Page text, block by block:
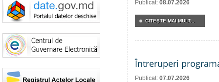
Publicat: 08.07.2026
CITEŞTE MAI MULT...
Întreruperi
Publicat: 07.07.2026